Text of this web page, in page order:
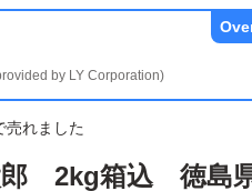
by LY Corporation)
売れました
郎 2kg箱込 徳島